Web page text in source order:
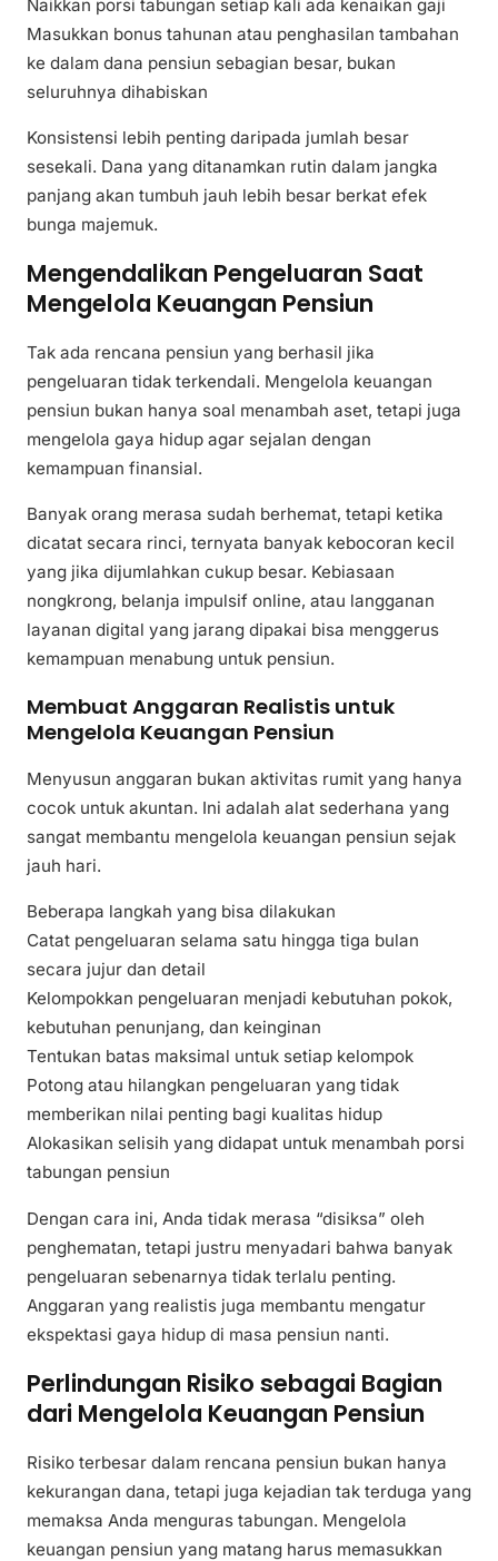
Naikkan porsi tabungan setiap kali ada kenaikan gaji
Masukkan bonus tahunan atau penghasilan tambahan
ke dalam dana pensiun sebagian besar, bukan
seluruhnya dihabiskan
Konsistensi lebih penting daripada jumlah besar
sesekali. Dana yang ditanamkan rutin dalam jangka
panjang akan tumbuh jauh lebih besar berkat efek
bunga majemuk.
Mengendalikan Pengeluaran Saat
Mengelola Keuangan Pensiun
Tak ada rencana pensiun yang berhasil jika
pengeluaran tidak terkendali. Mengelola keuangan
pensiun bukan hanya soal menambah aset, tetapi juga
mengelola gaya hidup agar sejalan dengan
kemampuan finansial.
Banyak orang merasa sudah berhemat, tetapi ketika
dicatat secara rinci, ternyata banyak kebocoran kecil
yang jika dijumlahkan cukup besar. Kebiasaan
nongkrong, belanja impulsif online, atau langganan
layanan digital yang jarang dipakai bisa menggerus
kemampuan menabung untuk pensiun.
Membuat Anggaran Realistis untuk
Mengelola Keuangan Pensiun
Menyusun anggaran bukan aktivitas rumit yang hanya
cocok untuk akuntan. Ini adalah alat sederhana yang
sangat membantu mengelola keuangan pensiun sejak
jauh hari.
Beberapa langkah yang bisa dilakukan
Catat pengeluaran selama satu hingga tiga bulan
secara jujur dan detail
Kelompokkan pengeluaran menjadi kebutuhan pokok,
kebutuhan penunjang, dan keinginan
Tentukan batas maksimal untuk setiap kelompok
Potong atau hilangkan pengeluaran yang tidak
memberikan nilai penting bagi kualitas hidup
Alokasikan selisih yang didapat untuk menambah porsi
tabungan pensiun
Dengan cara ini, Anda tidak merasa “disiksa” oleh
penghematan, tetapi justru menyadari bahwa banyak
pengeluaran sebenarnya tidak terlalu penting.
Anggaran yang realistis juga membantu mengatur
ekspektasi gaya hidup di masa pensiun nanti.
Perlindungan Risiko sebagai Bagian
dari Mengelola Keuangan Pensiun
Risiko terbesar dalam rencana pensiun bukan hanya
kekurangan dana, tetapi juga kejadian tak terduga yang
memaksa Anda menguras tabungan. Mengelola
keuangan pensiun yang matang harus memasukkan